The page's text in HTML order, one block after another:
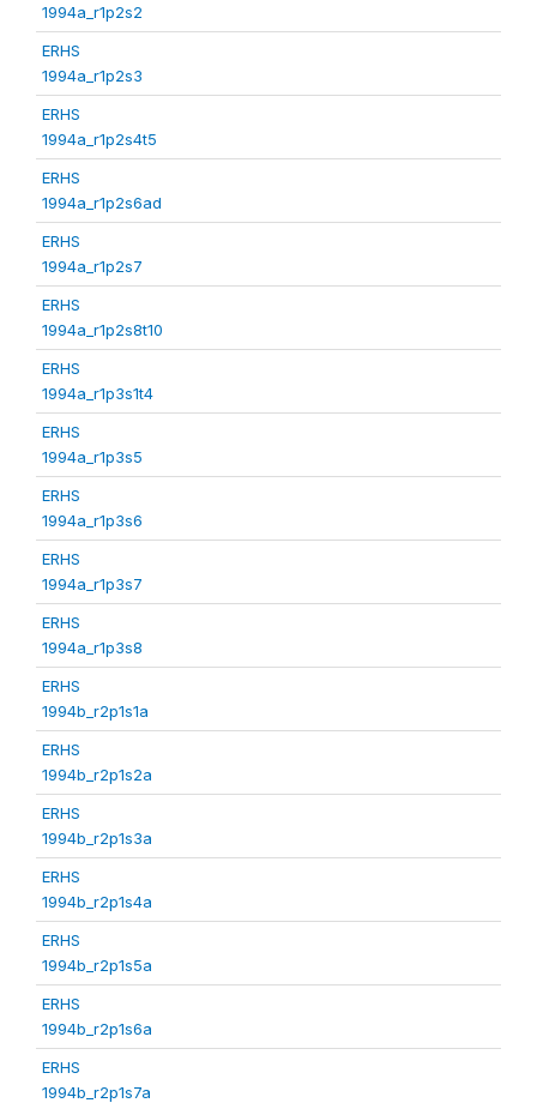
1994a_r1p2s2
ERHS
1994a_r1p2s3
ERHS
1994a_r1p2s4t5
ERHS
1994a_r1p2s6ad
ERHS
1994a_r1p2s7
ERHS
1994a_r1p2s8t10
ERHS
1994a_r1p3s1t4
ERHS
1994a_r1p3s5
ERHS
1994a_r1p3s6
ERHS
1994a_r1p3s7
ERHS
1994a_r1p3s8
ERHS
1994b_r2p1s1a
ERHS
1994b_r2p1s2a
ERHS
1994b_r2p1s3a
ERHS
1994b_r2p1s4a
ERHS
1994b_r2p1s5a
ERHS
1994b_r2p1s6a
ERHS
1994b_r2p1s7a